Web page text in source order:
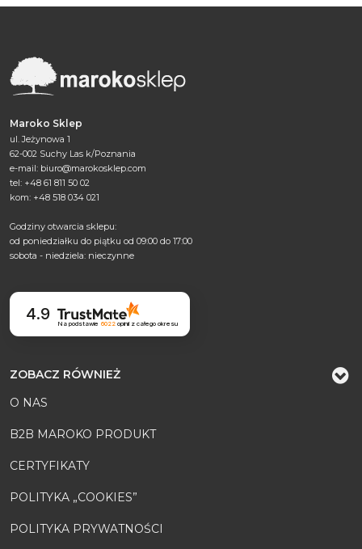
Maroko Sklep
ul. Jeżynowa 1
62-002 Suchy Las k/Poznania
e-mail: biuro@marokosklep.com
tel: +48 61 811 50 02
kom: +48 518 034 021
Godziny otwarcia sklepu:
od poniedziałku do piątku od 09:00 do 17:00
sobota - niedziela: nieczynne
4.9
Na podstawie 6022opinii z całego okresu
ZOBACZ RÓWNIEŻ
O NAS
B2B MAROKO PRODUKT
CERTYFIKATY
POLITYKA „COOKIES”
POLITYKA PRYWATNOŚCI